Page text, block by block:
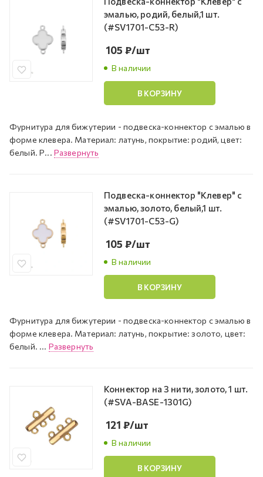
эмалью, родий, белый,1 шт.
(#SV1701-C53-R)
В наличии
105 ₽/шт
В КОРЗИНУ
Фурнитура для бижутерии - подвеска-коннектор с эмалью в
форме клевера. Материал: латунь, покрытие: родий, цвет:
белый. Р... Развернуть
Подвеска-коннектор "Клевер" с
эмалью, золото, белый,1 шт.
(#SV1701-C53-G)
В наличии
105 ₽/шт
В КОРЗИНУ
Фурнитура для бижутерии - подвеска-коннектор с эмалью в
форме клевера. Материал: латунь, покрытие: золото, цвет:
белый. ... Развернуть
Коннектор на 3 нити, золото, 1 шт.
(#SVA-BASE-1301G)
В наличии
121 ₽/шт
В КОРЗИНУ